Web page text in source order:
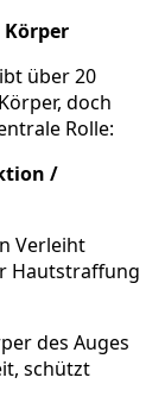
über 20
doch
Rolle:
/
Verleiht
Hautstraffung
des Auges
schützt